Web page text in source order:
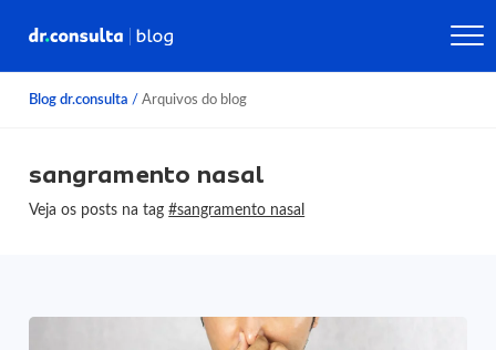
Blog dr.consulta / Arquivos do blog
sangramento nasal
Veja os posts na tag#sangramento nasal